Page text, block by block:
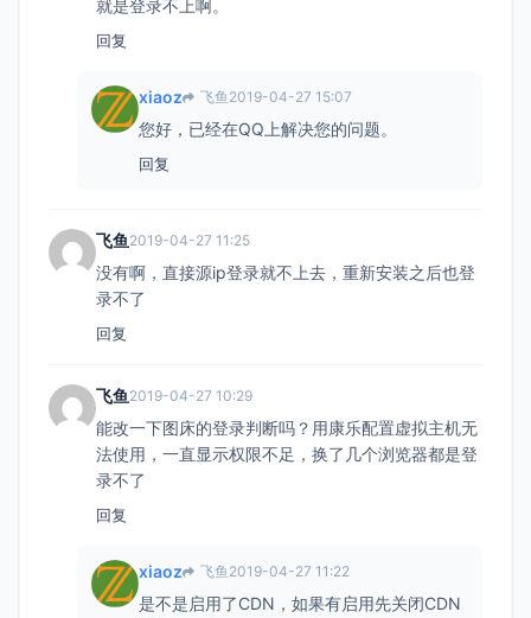
就是登录不上啊。
回复
xiaoz 飞鱼 2019-04-27 15:07
您好，已经在QQ上解决您的问题。
回复
飞鱼 2019-04-27 11:25
没有啊，直接源ip登录就不上去，重新安装之后也登
录不了
回复
飞鱼 2019-04-27 10:29
能改一下图床的登录判断吗？用康乐配置虚拟主机无
法使用，一直显示权限不足，换了几个浏览器都是登
录不了
回复
xiaoz 飞鱼 2019-04-27 11:22
是不是启用了CDN，如果有启用先关闭CDN